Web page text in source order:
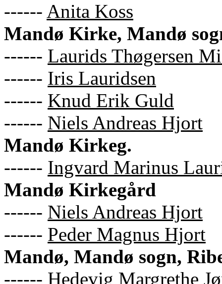
------ Anita Koss
Mandø Kirke, Mandø
------ Laurids Thøgersen
------ Iris Lauridsen
------ Knud Erik Guld
------ Niels Andreas Hjort
Mandø Kirkeg.
------ Ingvard Marinus
Mandø Kirkegård
------ Niels Andreas Hjort
------ Peder Magnus Hjort
Mandø, Mandø sogn,
------ Hedevig Margrethe